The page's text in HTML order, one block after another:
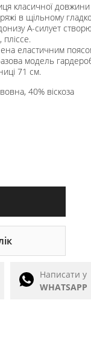
класичної довжини
в щільному
A-силует
еластичним
модель
71 см.
40% віскоза
Написати у
WHATSAPP